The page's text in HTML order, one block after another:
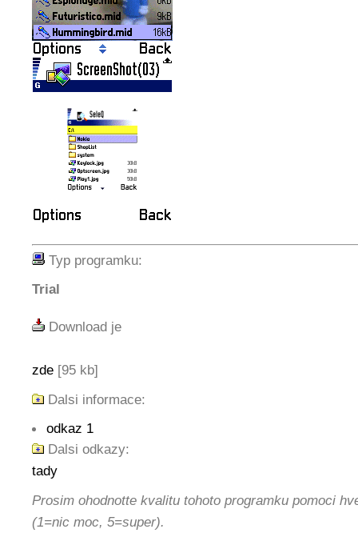
Typ programku:
Trial
Download je
zde [95 kb]
Dalsi informace:
odkaz 1
Dalsi odkazy:
tady
Prosim ohodnotte kvalitu tohoto programku pomoci
(1=nic moc, 5=super).